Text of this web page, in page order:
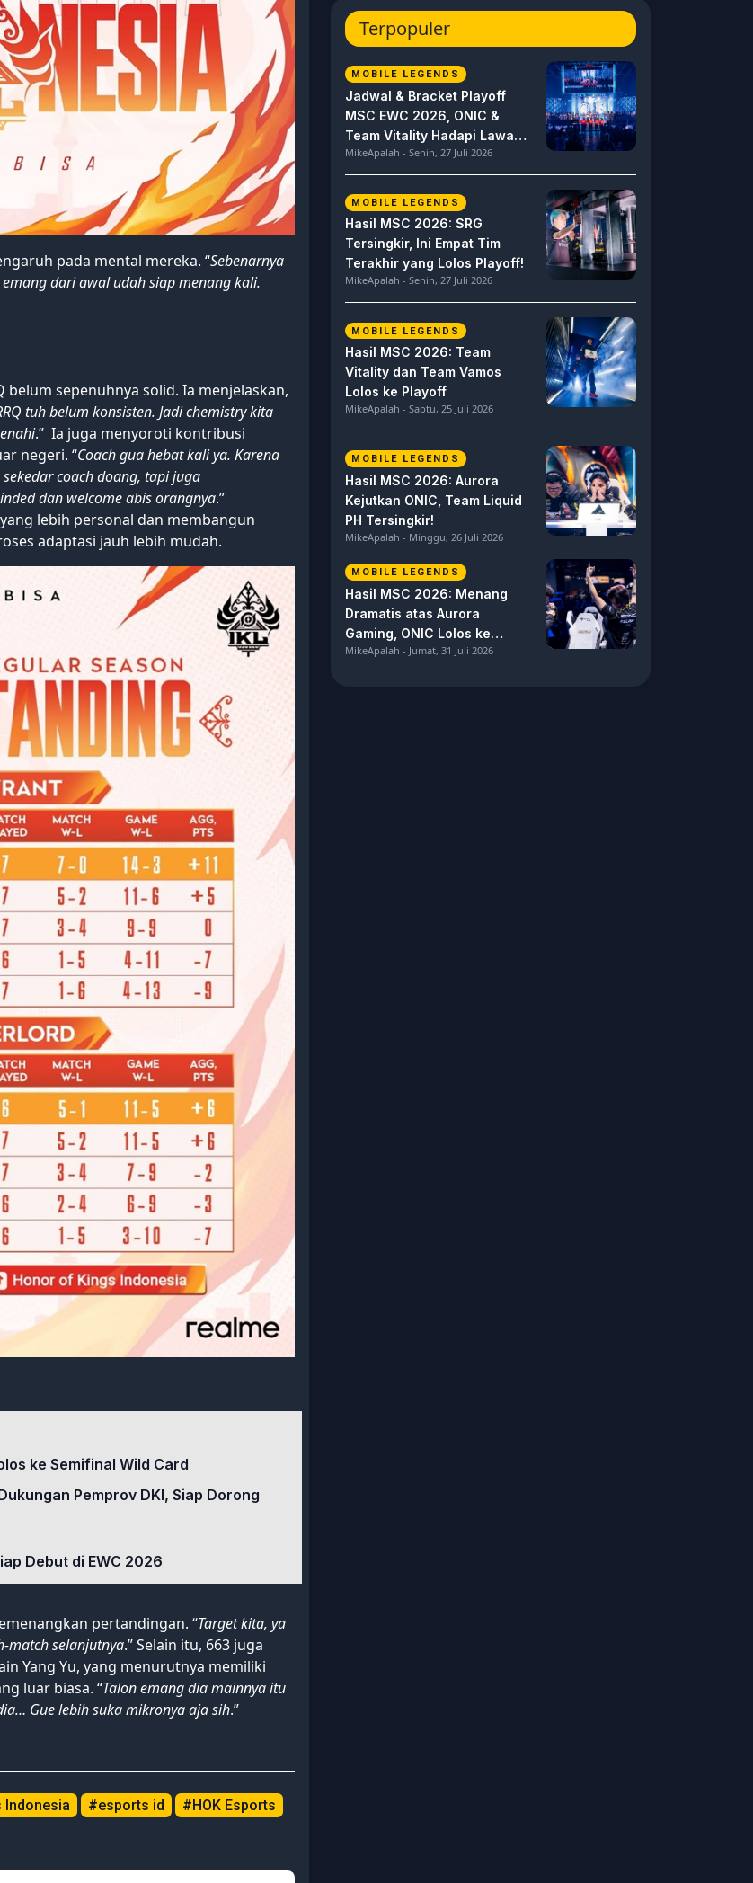
pada mental mereka. “Sebenarnya
dari awal udah siap menang kali.
sepenuhnya solid. Ia menjelaskan,
tuh belum konsisten. Jadi chemistry kita
.” Ia juga menyoroti kontribusi
negeri. “Coach gua hebat kali ya. Karena
coach doang, tapi juga
dan welcome abis orangnya.”
lebih personal dan membangun
adaptasi jauh lebih mudah.
ke Semifinal Wild Card
Pemprov DKI, Siap Dorong
Debut di EWC 2026
pertandingan. “Target kita, ya
match selanjutnya.” Selain itu, 663 juga
Yang Yu, yang menurutnya memiliki
luar biasa. “Talon emang dia mainnya itu
Gue lebih suka mikronya aja sih.”
Indonesia #esports id
#HOK Esports
Terpopuler
MOBILE LEGENDS
Jadwal & Bracket Playoff
MSC EWC 2026, ONIC &
Team Vitality Hadapi Lawan
Berat
MikeApalah - Senin, 27 Juli 2026
MOBILE LEGENDS
Hasil MSC 2026: SRG
Tersingkir, Ini Empat Tim
Terakhir yang Lolos Playoff!
MikeApalah - Senin, 27 Juli 2026
MOBILE LEGENDS
Hasil MSC 2026: Team
Vitality dan Team Vamos
Lolos ke Playoff
MikeApalah - Sabtu, 25 Juli 2026
MOBILE LEGENDS
Hasil MSC 2026: Aurora
Kejutkan ONIC, Team Liquid
PH Tersingkir!
MikeApalah - Minggu, 26 Juli 2026
MOBILE LEGENDS
Hasil MSC 2026: Menang
Dramatis atas Aurora
Gaming, ONIC Lolos ke
Semifinal!
MikeApalah - Jumat, 31 Juli 2026